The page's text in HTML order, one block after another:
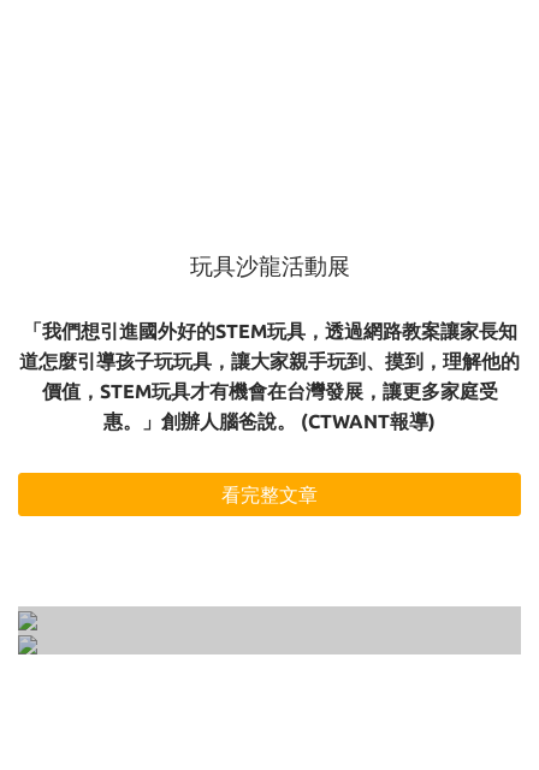
玩具沙龍活動展
「我們想引進國外好的STEM玩具，透過網路教案讓家長知
道怎麼引導孩子玩玩具，讓大家親手玩到、摸到，理解他的
價值，STEM玩具才有機會在台灣發展，讓更多家庭受
惠。」創辦人腦爸說。 (CTWANT報導)
看完整文章
一次培養的10種開放式遊戲大公開！
如何正確的選一個適合孩子的玩具 ? 3-6歲玩具